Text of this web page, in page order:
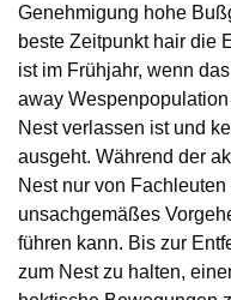
Genehmigung hohe
beste Zeitpunkt hair die
ist im Frühjahr, wenn
away
Nest verlassen ist und
ausgeht. Während der
Nest nur von
unsachgemäßes
führen kann. Bis zur
zum Nest zu halten,